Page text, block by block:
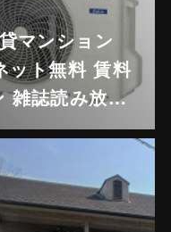
マンション
ト無料 賃料
雑誌読み放…